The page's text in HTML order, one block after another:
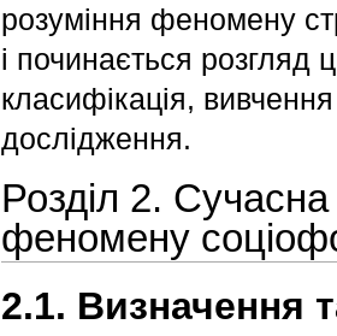
розуміння феномену
і починається розгляд
класифікація,
дослідження.
Розділ 2. Сучасна
феномену
2.1. Визначення